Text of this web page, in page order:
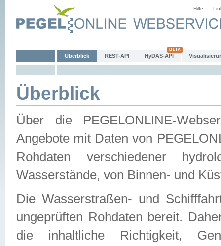
Hilfe
Überblick REST-API HyDAS-API
Überblick
Über die PEGELONLINE-
Angebote mit Daten von
Rohdaten verschiedener
Wasserstände, von Binnen- und
Die Wasserstraßen- und
ungeprüften Rohdaten bereit.
die inhaltliche Richtigkeit,